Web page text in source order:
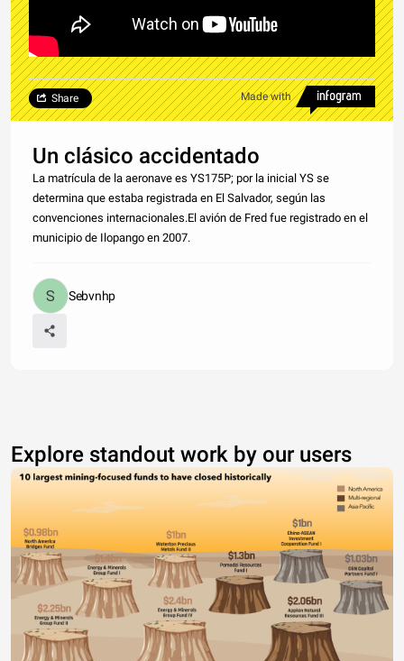
Made with
Share
Un clásico accidentado
La matrícula de la aeronave es YS175P; por la inicial YS se
determina que estaba registrada en El Salvador, según las
convenciones internacionales.El avión de Fred fue registrado en el
municipio de Ilopango en 2007.
Sebvnhp
Explore standout work by our users